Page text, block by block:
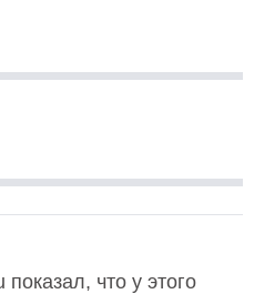
что у этого